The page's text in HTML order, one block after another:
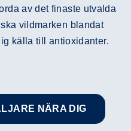
av det finaste utvalda
vildmarken blandat
källa till antioxidanter.
NÄRA DIG